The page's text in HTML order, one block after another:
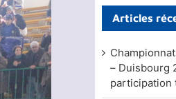
Articles
– Duisbourg
participation